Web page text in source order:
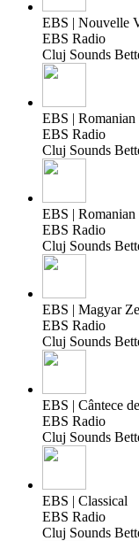
EBS | Nouvelle
EBS Radio
Cluj Sounds
EBS | Romanian
EBS Radio
Cluj Sounds
EBS |
EBS Radio
Cluj Sounds
EBS | Magyar
EBS Radio
Cluj Sounds
EBS | Cântece
EBS Radio
Cluj Sounds
EBS | Classical
EBS Radio
Cluj Sounds